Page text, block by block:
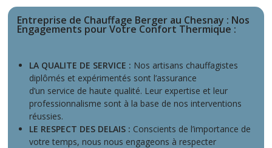
Entreprise de Chauffage Berger au Chesnay : Nos
Engagements pour Votre Confort Thermique :
LA QUALITE DE SERVICE : Nos artisans chauffagistes
diplômés et expérimentés sont l’assurance
d’un service de haute qualité. Leur expertise et leur
professionnalisme sont à la base de nos interventions
réussies.
LE RESPECT DES DELAIS : Conscients de l’importance de
votre temps, nous nous engageons à respecter